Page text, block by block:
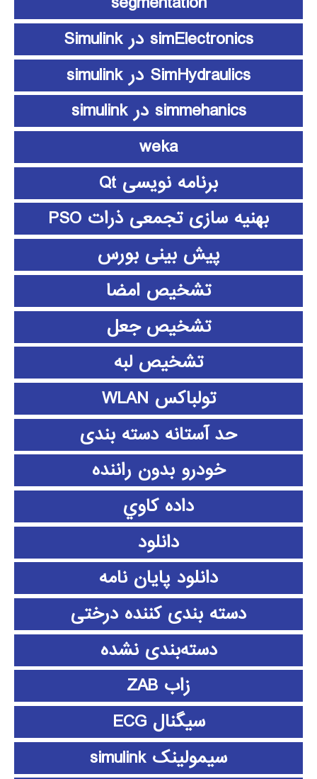
simElectronics در Simulink
SimHydraulics در simulink
simmehanics در simulink
weka
برنامه نویسی Qt
بهنیه سازی تجمعی ذرات PSO
پیش بینی بورس
تشخیص امضا
تشخیص جعل
تشخیص لبه
تولباکس WLAN
حد آستانه دسته بندی
خودرو بدون راننده
داده كاوي
دانلود
دانلود پايان نامه
دسته بندی کننده درختی
دسته‌بندی نشده
زاب ZAB
سیگنال ECG
سیمولینک simulink